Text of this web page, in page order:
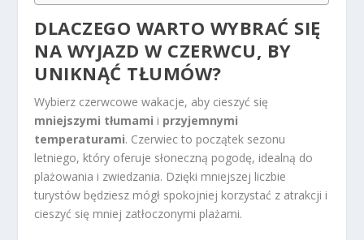
DLACZEGO WARTO WYBRAĆ SIĘ
NA WYJAZD W CZERWCU, BY
UNIKNĄĆ TŁUMÓW?
Wybierz czerwcowe wakacje, aby cieszyć się
mniejszymi tłumami i przyjemnymi
temperaturami. Czerwiec to początek sezonu
letniego, który oferuje słoneczną pogodę, idealną do
plażowania i zwiedzania. Dzięki mniejszej liczbie
turystów będziesz mógł spokojniej korzystać z atrakcji i
cieszyć się mniej zatłoczonymi plażami.